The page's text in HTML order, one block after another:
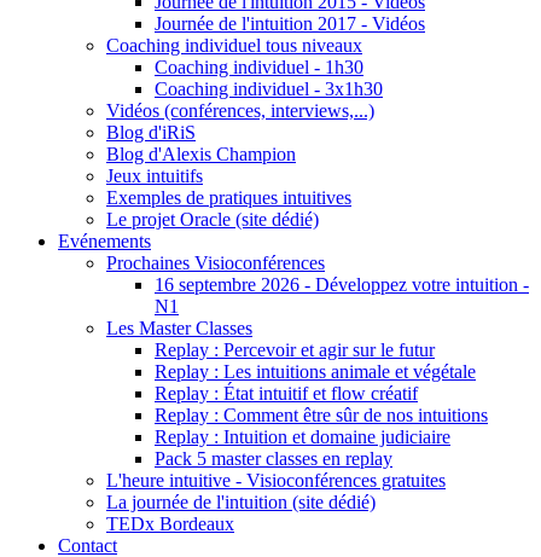
Journée de l'intuition 2017 - Vidéos
Coaching individuel tous niveaux
Coaching individuel - 1h30
Coaching individuel - 3x1h30
Vidéos (conférences, interviews,...)
Blog d'iRiS
Blog d'Alexis Champion
Jeux intuitifs
Exemples de pratiques intuitives
Le projet Oracle (site dédié)
Evénements
Prochaines Visioconférences
16 septembre 2026 - Développez votre intuition -
N1
Les Master Classes
Replay : Percevoir et agir sur le futur
Replay : Les intuitions animale et végétale
Replay : État intuitif et flow créatif
Replay : Comment être sûr de nos intuitions
Replay : Intuition et domaine judiciaire
Pack 5 master classes en replay
L'heure intuitive - Visioconférences gratuites
La journée de l'intuition (site dédié)
TEDx Bordeaux
Contact